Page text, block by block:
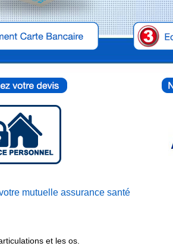
mutuelle assurance santé
et les os.